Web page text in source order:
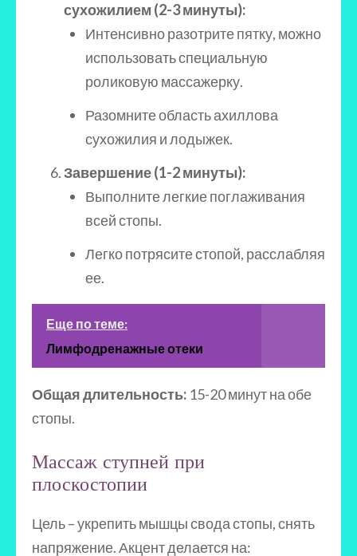
сухожилием (2-3 минуты):
Интенсивно разотрите пятку, можно
использовать специальную
роликовую массажерку.
Разомните область ахиллова
сухожилия и лодыжек.
Завершение (1-2 минуты):
Выполните легкие поглаживания
всей стопы.
Легко потрясите стопой, расслабляя
ее.
Еще по теме:
Лимфодренажные отеки
Общая длительность: 15-20 минут на обе
стопы.
Массаж ступней при
плоскостопии
Цель – укрепить мышцы свода стопы, снять
напряжение. Акцент делается на: